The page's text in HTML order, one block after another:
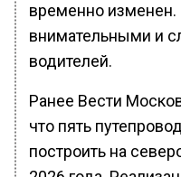
временно
внимательными и
водителей.
Ранее Вести
что пять
построить на